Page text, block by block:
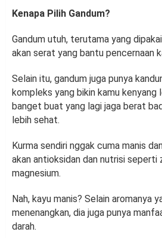
Kenapa Pilih Gandum?
Gandum utuh, terutama yang
akan serat yang bantu pencernaan
Selain itu, gandum juga punya
kompleks yang bikin kamu kenyang
banget buat yang lagi jaga berat
lebih sehat.
Kurma sendiri nggak cuma manis
akan antioksidan dan nutrisi seperti
magnesium.
Nah, kayu manis? Selain aromanya
menenangkan, dia juga punya
darah.